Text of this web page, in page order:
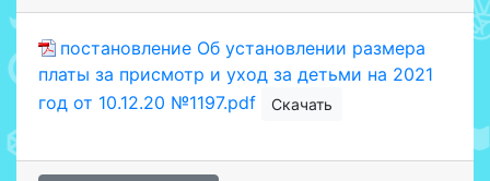
постановление Об установлении размера
платы за присмотр и уход за детьми на 2021
год от 10.12.20 №1197.pdf
Скачать